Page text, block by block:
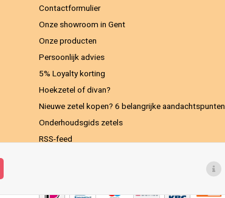
Contactformulier
Onze showroom in Gent
Onze producten
Persoonlijk advies
5% Loyalty korting
Hoekzetel of divan?
Nieuwe zetel kopen? 6 belangrijke aandachtspunten
Onderhoudsgids zetels
RSS-feed